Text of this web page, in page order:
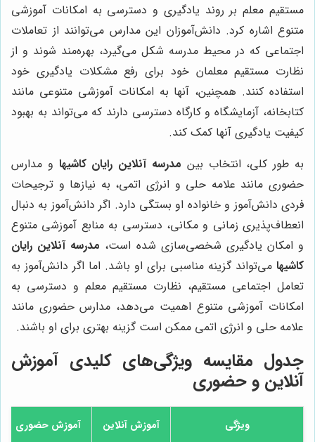
مستقیم معلم بر روند یادگیری و دسترسی به امکانات آموزشی
متنوع اشاره کرد. دانش‌آموزان این مدارس می‌توانند از تعاملات
اجتماعی که در محیط مدرسه شکل می‌گیرد، بهره‌مند شوند و از
نظارت مستقیم معلمان خود برای رفع مشکلات یادگیری خود
استفاده کنند. همچنین، آنها به امکانات آموزشی متنوعی مانند
کتابخانه، آزمایشگاه و کارگاه دسترسی دارند که می‌تواند به بهبود
کیفیت یادگیری آنها کمک کند.
به طور کلی، انتخاب بین مدرسه آنلاین رایان کاشیها و مدارس
حضوری مانند علامه حلی و انرژی اتمی، به نیازها و ترجیحات
فردی دانش‌آموز و خانواده او بستگی دارد. اگر دانش‌آموز به دنبال
انعطاف‌پذیری زمانی و مکانی، دسترسی به منابع آموزشی متنوع
و امکان یادگیری شخصی‌سازی شده است، مدرسه آنلاین رایان
کاشیها می‌تواند گزینه مناسبی برای او باشد. اما اگر دانش‌آموز به
تعامل اجتماعی مستقیم، نظارت مستقیم معلم و دسترسی به
امکانات آموزشی متنوع اهمیت می‌دهد، مدارس حضوری مانند
علامه حلی و انرژی اتمی ممکن است گزینه بهتری برای او باشند.
جدول مقایسه ویژگی‌های کلیدی آموزش
آنلاین و حضوری
ویژگی آموزش آنلاین آموزش حضوری